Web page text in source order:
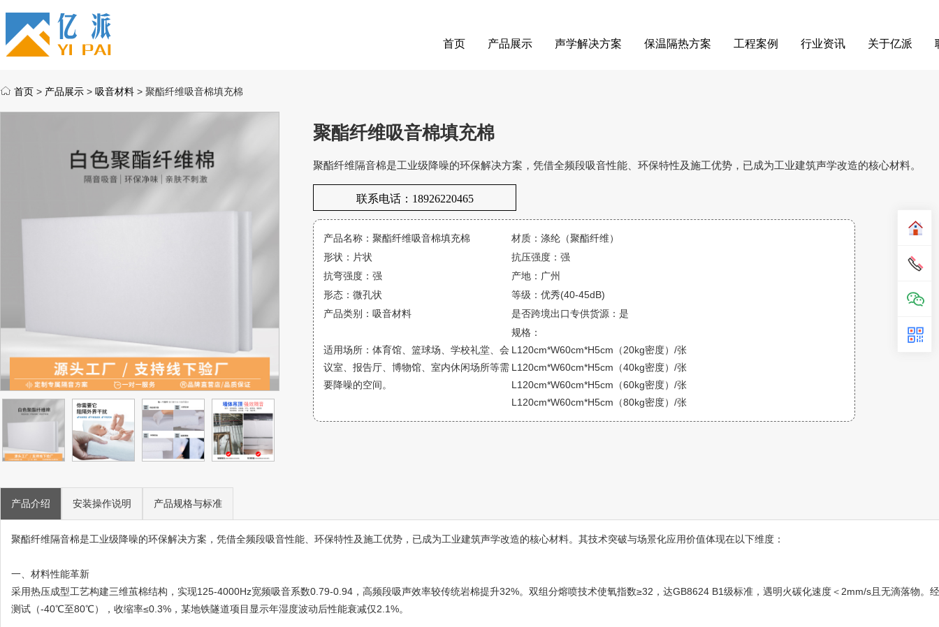
首页 产品展示 声学解决方案 保温隔热方案 工程案例 行业资讯 关于亿派
首页 > 产品展示 > 吸音材料 > 聚酯纤维吸音棉填充棉
聚酯纤维吸音棉填充棉
聚酯纤维隔音棉是工业级降噪的环保解决方案，凭借全频段吸音性能、环保特性及施工优势，已成为工业建筑声学改造的核心材料。
联系电话：18926220465
产品名称：聚酯纤维吸音棉填充棉
材质：涤纶（聚酯纤维）
形状：片状
抗压强度：强
抗弯强度：强
产地：广州
形态：微孔状
等级：优秀(40-45dB)
产品类别：吸音材料
是否跨境出口专供货源：是
适用场所：体育馆、篮球场、学校礼堂、会
议室、报告厅、博物馆、室内休闲场所等需
要降噪的空间。
规格：
L120cm*W60cm*H5cm（20kg密度）/张
L120cm*W60cm*H5cm（40kg密度）/张
L120cm*W60cm*H5cm（60kg密度）/张
L120cm*W60cm*H5cm（80kg密度）/张
产品介绍 安装操作说明 产品规格与标准
聚酯纤维隔音棉是工业级降噪的环保解决方案，凭借全频段吸音性能、环保特性及施工优势，已成为工业建筑声学改造的核心材料。其技术突破与场景化应用价值体现在以下维度：
一、材料性能革新
采用热压成型工艺构建三维茧棉结构，实现125-4000Hz宽频吸音系数0.79-0.94，高频段吸声效率较传统岩棉提升32%。双组分熔喷技术使氧指数≥32，达GB8624 B1级标准，遇明火碳化速度＜2mm/s且无滴落物。
测试（-40℃至80℃），收缩率≤0.3%，某地铁隧道项目显示年湿度波动后性能衰减仅2.1%。